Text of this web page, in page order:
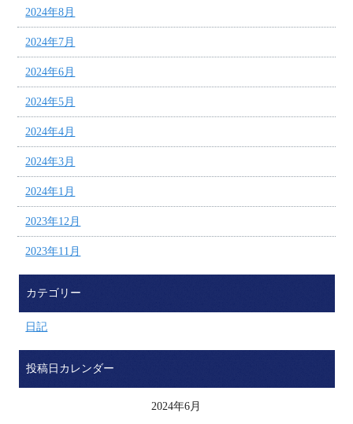
2024年8月
2024年7月
2024年6月
2024年5月
2024年4月
2024年3月
2024年1月
2023年12月
2023年11月
カテゴリー
日記
投稿日カレンダー
2024年6月